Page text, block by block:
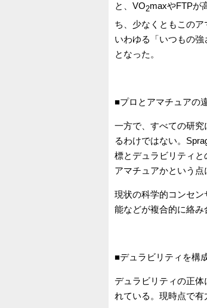
と、VO2maxやFTPが
ち、少なくともこの
いわゆる「いつもの
となった。
■プロとアマチュアの
一方で、すべての研
るわけではない。
標とデュラビリティ
アマチュアかという点
現状の科学的コンセ
能などが複合的に絡み
■デュラビリティを構
デュラビリティの正
れている。現時点で有